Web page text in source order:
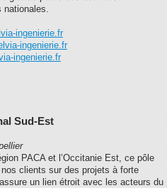
ingenierie.fr
ingenierie.fr
ingenierie.fr
Sud-Est
PACA et l’Occitanie Est, ce pôle
clients sur des projets à forte
un lien étroit avec les acteurs du